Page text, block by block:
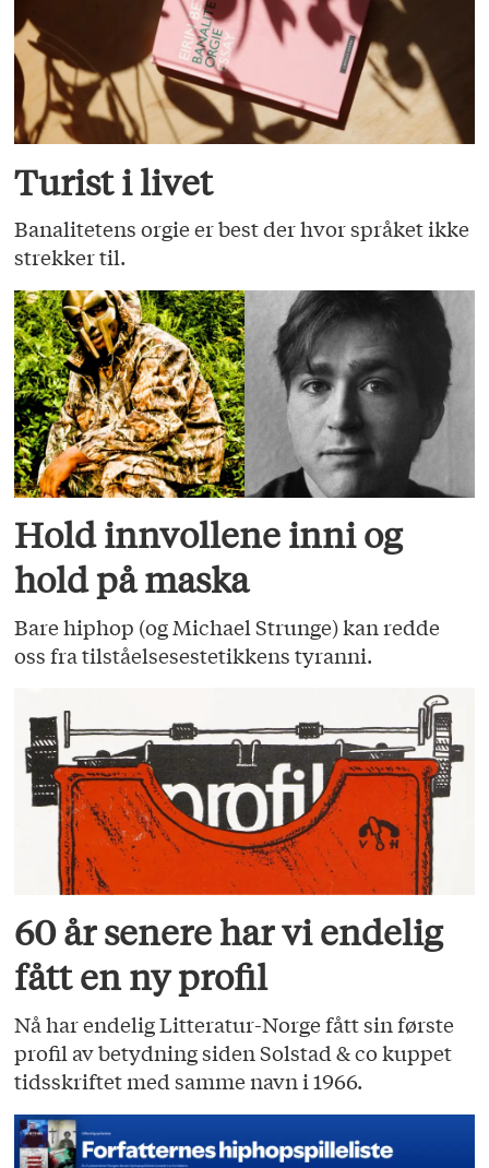
Turist i livet
Banalitetens orgie er best der hvor språket ikke
strekker til.
Hold innvollene inni og
hold på maska
Bare hiphop (og Michael Strunge) kan redde
oss fra tilståelsesestetikkens tyranni.
60 år senere har vi endelig
fått en ny profil
Nå har endelig Litteratur-Norge fått sin første
profil av betydning siden Solstad & co kuppet
tidsskriftet med samme navn i 1966.